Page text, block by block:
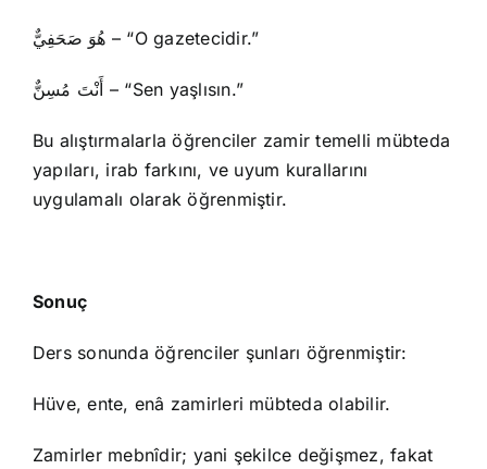
هُوَ صَحَفِيٌّ – “O gazetecidir.”
أَنْتَ مُسِنٌّ – “Sen yaşlısın.”
Bu alıştırmalarla öğrenciler zamir temelli mübteda
yapıları, irab farkını, ve uyum kurallarını
uygulamalı olarak öğrenmiştir.
Sonuç
Ders sonunda öğrenciler şunları öğrenmiştir:
Hüve, ente, enâ zamirleri mübteda olabilir.
Zamirler mebnîdir; yani şekilce değişmez, fakat